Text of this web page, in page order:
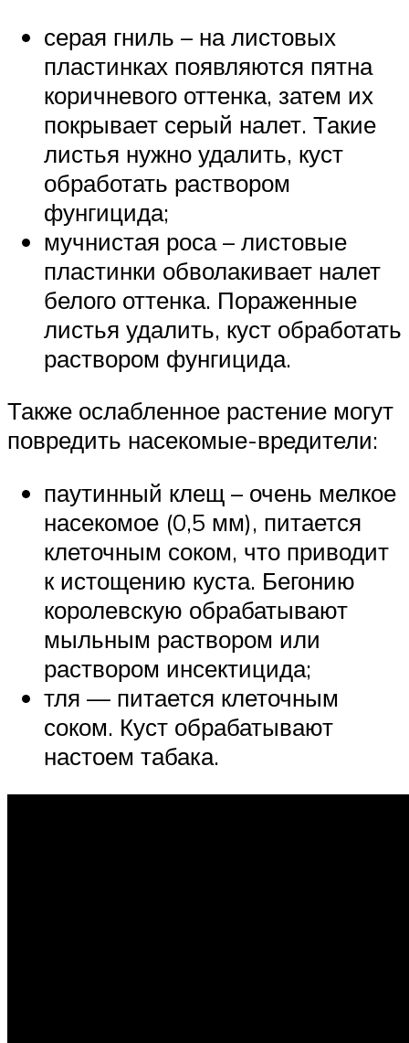
серая гниль – на листовых
пластинках появляются пятна
коричневого оттенка, затем их
покрывает серый налет. Такие
листья нужно удалить, куст
обработать раствором
фунгицида;
мучнистая роса – листовые
пластинки обволакивает налет
белого оттенка. Пораженные
листья удалить, куст обработать
раствором фунгицида.
Также ослабленное растение могут
повредить насекомые-вредители:
паутинный клещ – очень мелкое
насекомое (0,5 мм), питается
клеточным соком, что приводит
к истощению куста. Бегонию
королевскую обрабатывают
мыльным раствором или
раствором инсектицида;
тля — питается клеточным
соком. Куст обрабатывают
настоем табака.